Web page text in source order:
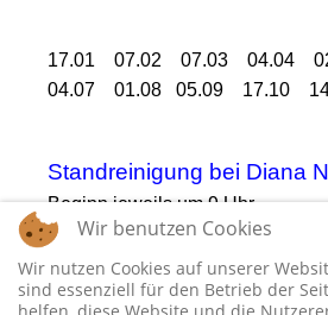
17.01 07.02 07.03 04.04
04.07 01.08 05.09 17.10
Standreinigung bei Diana
Beginn jeweils um 9 Uhr
10.01 11.04 26.09 05.12
Wir benutzen Cookies
Wir nutzen Cookies auf unserer
sind essenziell für den Betrieb der